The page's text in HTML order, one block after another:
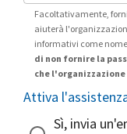
Facoltativamente,
aiuterà
informativi come
di non fornire la
che
Attiva
Sì, invia